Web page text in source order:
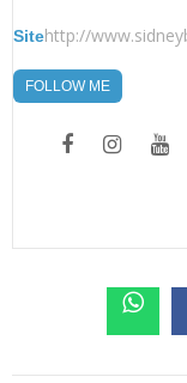
Sitehttp://
FOLLOW ME